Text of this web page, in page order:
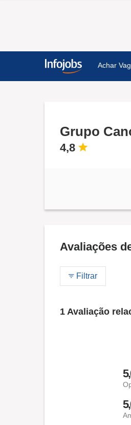
Achar
Grupo
4,8
Avaliações
Filtrar
1 Avaliação